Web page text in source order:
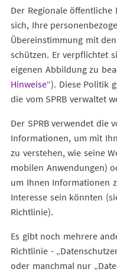
Der Regionale öffentliche
sich, Ihre
Übereinstimmung mit
schützen. Er verpflichtet
eigenen Abbildung zu
Hinweise“). Diese Politik
die vom SPRB verwaltet
Der SPRB verwendet die
Informationen, um mit
zu verstehen, wie seine
mobilen Anwendungen)
um Ihnen Informationen
Interesse sein könnten
Richtlinie).
Es gibt noch mehrere
Richtlinie -
oder manchmal nur